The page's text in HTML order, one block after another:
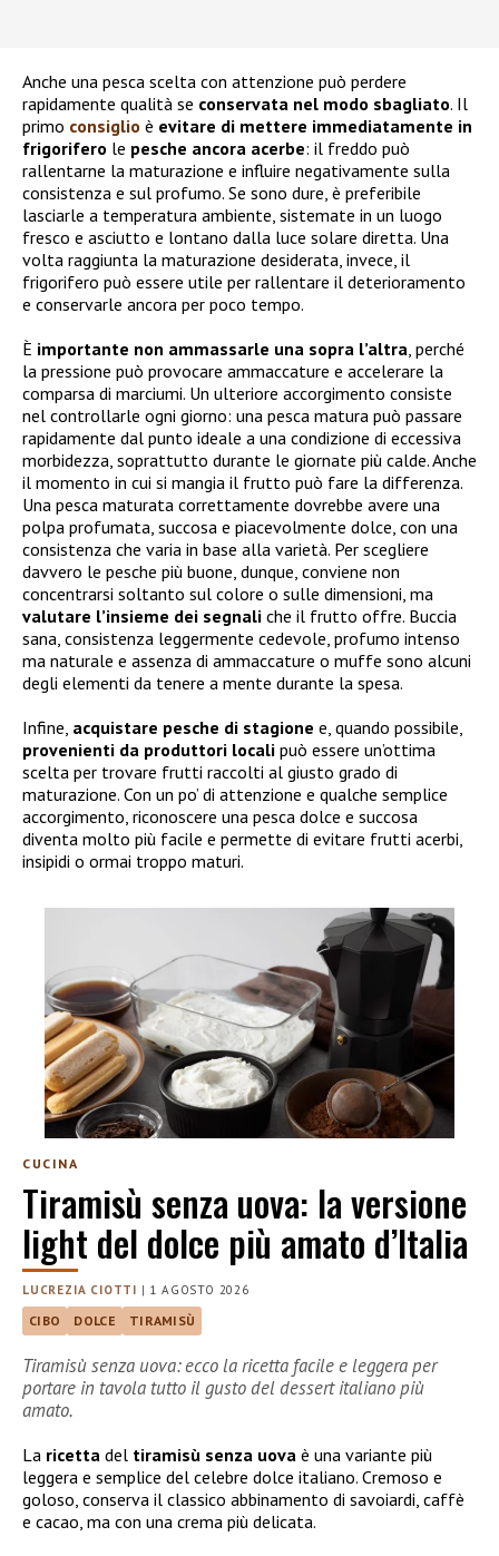
Anche una pesca scelta con attenzione può perdere
rapidamente qualità se conservata nel modo sbagliato. Il
primo consiglio è evitare di mettere immediatamente in
frigorifero le pesche ancora acerbe: il freddo può
rallentarne la maturazione e influire negativamente sulla
consistenza e sul profumo. Se sono dure, è preferibile
lasciarle a temperatura ambiente, sistemate in un luogo
fresco e asciutto e lontano dalla luce solare diretta. Una
volta raggiunta la maturazione desiderata, invece, il
frigorifero può essere utile per rallentare il deterioramento
e conservarle ancora per poco tempo.
È importante non ammassarle una sopra l’altra , perché
la pressione può provocare ammaccature e accelerare la
comparsa di marciumi. Un ulteriore accorgimento consiste
nel controllarle ogni giorno: una pesca matura può passare
rapidamente dal punto ideale a una condizione di eccessiva
morbidezza, soprattutto durante le giornate più calde. Anche
il momento in cui si mangia il frutto può fare la differenza.
Una pesca maturata correttamente dovrebbe avere una
polpa profumata, succosa e piacevolmente dolce, con una
consistenza che varia in base alla varietà. Per scegliere
davvero le pesche più buone, dunque, conviene non
concentrarsi soltanto sul colore o sulle dimensioni, ma
valutare l’insieme dei segnali che il frutto offre. Buccia
sana, consistenza leggermente cedevole, profumo intenso
ma naturale e assenza di ammaccature o muffe sono alcuni
degli elementi da tenere a mente durante la spesa.
Infine, acquistare pesche di stagione e, quando possibile,
provenienti da produttori locali può essere un’ottima
scelta per trovare frutti raccolti al giusto grado di
maturazione. Con un po’ di attenzione e qualche semplice
accorgimento, riconoscere una pesca dolce e succosa
diventa molto più facile e permette di evitare frutti acerbi,
insipidi o ormai troppo maturi.
CUCINA
Tiramisù senza uova: la versione
light del dolce più amato d’Italia
LUCREZIA CIOTTI | 1 AGOSTO 2026
CIBO DOLCE TIRAMISÙ
Tiramisù senza uova: ecco la ricetta facile e leggera per
portare in tavola tutto il gusto del dessert italiano più
amato.
La ricetta del tiramisù senza uova è una variante più
leggera e semplice del celebre dolce italiano. Cremoso e
goloso, conserva il classico abbinamento di savoiardi, caffè
e cacao, ma con una crema più delicata.